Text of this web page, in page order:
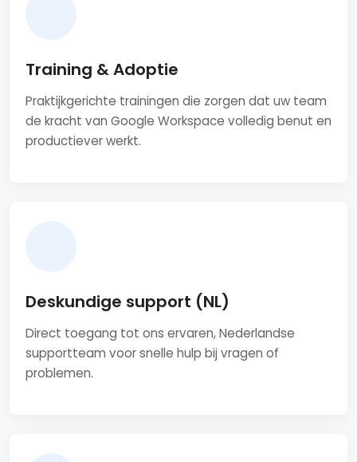
Training & Adoptie
Praktijkgerichte trainingen die zorgen dat uw team
de kracht van Google Workspace volledig benut en
productiever werkt.
Deskundige support (NL)
Direct toegang tot ons ervaren, Nederlandse
supportteam voor snelle hulp bij vragen of
problemen.